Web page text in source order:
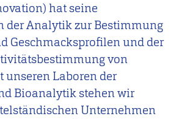
hat seine
der Analytik zur Bestimmung
Geschmacksprofilen und der
von
unseren Laboren der
Bioanalytik stehen wir
Unternehmen